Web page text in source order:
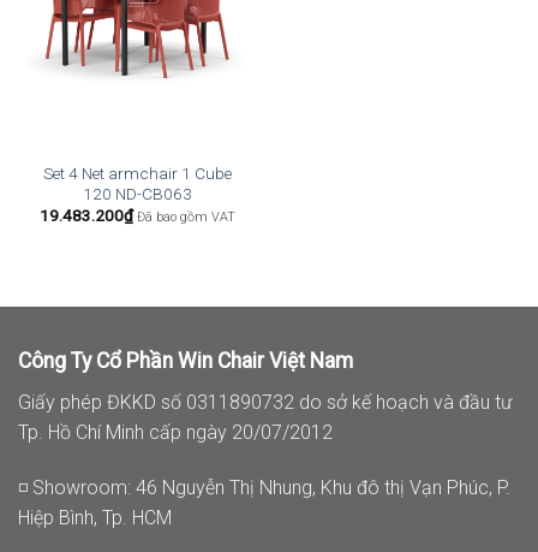
Set 4 Net armchair 1 Cube
120 ND-CB063
19.483.200₫ Đã bao gồm VAT
Công Ty Cổ Phần Win Chair Việt Nam
Giấy phép ĐKKD số 0311890732 do sở kế hoạch và đầu tư
Tp. Hồ Chí Minh cấp ngày 20/07/2012
◽ Showroom: 46 Nguyễn Thị Nhung, Khu đô thị Vạn Phúc, P.
Hiệp Bình, Tp. HCM